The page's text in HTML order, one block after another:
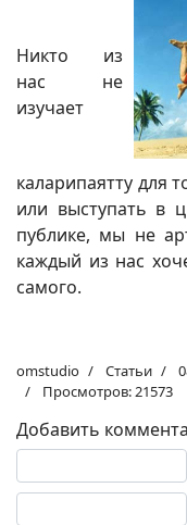
Никто из
нас не
изучает
каларипаятту для
или выступать в
публике, мы не
каждый из нас
самого.
omstudio Статьи
Просмотров: 21573
Добавить